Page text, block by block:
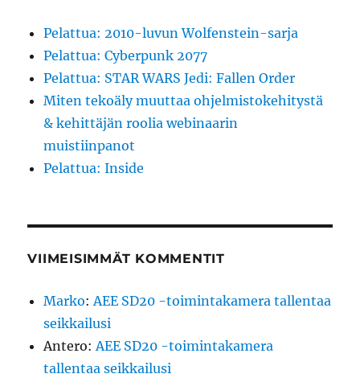
Pelattua: 2010-luvun Wolfenstein-sarja
Pelattua: Cyberpunk 2077
Pelattua: STAR WARS Jedi: Fallen Order
Miten tekoäly muuttaa ohjelmistokehitystä
& kehittäjän roolia webinaarin
muistiinpanot
Pelattua: Inside
VIIMEISIMMÄT KOMMENTIT
Marko:AEE SD20 -toimintakamera tallentaa
seikkailusi
Antero:AEE SD20 -toimintakamera
tallentaa seikkailusi